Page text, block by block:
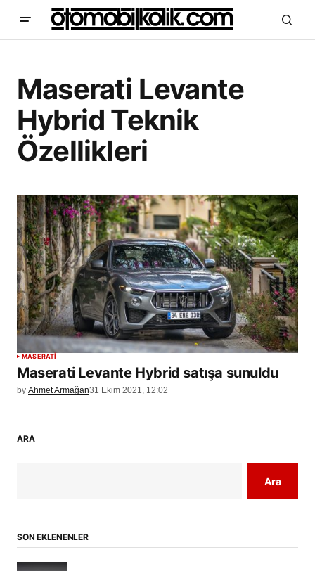
Maserati Levante
Hybrid Teknik
Özellikleri
MASERATI
Maserati Levante Hybrid satışa sunuldu
by Ahmet Armağan31 Ekim 2021, 12:02
ARA
Ara
SON EKLENENLER